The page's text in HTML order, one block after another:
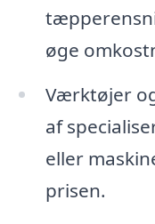
øge
Værktøjer
af
eller
prisen.